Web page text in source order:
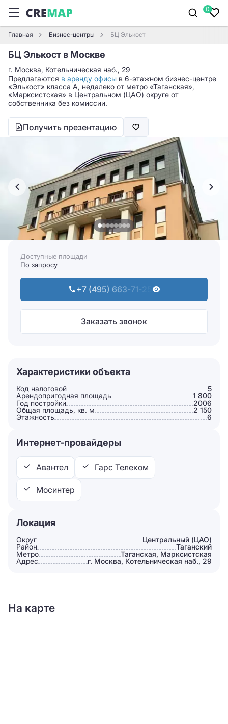
0
Главная Бизнес-центры БЦ Элькост
БЦ Элькост в Москве
г. Москва, Котельническая наб., 29
Предлагаются в аренду офисы в 6-этажном бизнес-центре
«Элькост» класса A, недалеко от метро «Таганская»,
«Марксистская» в Центральном (ЦАО) округе от
собственника без комиссии.
Получить презентацию
Доступные площади
По запросу
+7 (495) 663-71-25
Заказать звонок
Характеристики объекта
Код налоговой
5
Арендопригодная площадь
1 800
Год постройки
2006
Общая площадь, кв. м
2 150
Этажность
6
Интернет-провайдеры
Авантел Гарс Телеком
Мосинтер
Локация
Округ
Центральный (ЦАО)
Район
Таганский
Метро
Таганская, Марксистская
Адрес
г. Москва, Котельническая наб., 29
На карте